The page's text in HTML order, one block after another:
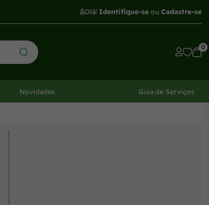
Olá! Identifique-se ou Cadastre-se
0
Novidades Guia de Serviços